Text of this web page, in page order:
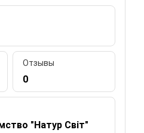
Отзывы
0
"Натур Світ"